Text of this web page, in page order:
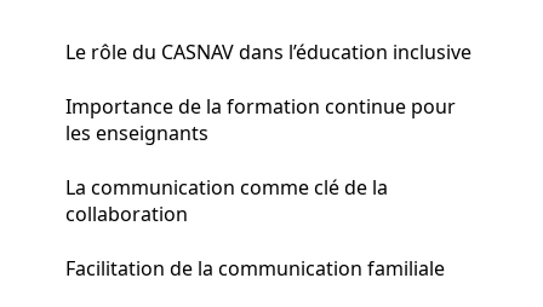
Le rôle du CASNAV dans l’éducation inclusive
Importance de la formation continue pour
les enseignants
La communication comme clé de la
collaboration
Facilitation de la communication familiale